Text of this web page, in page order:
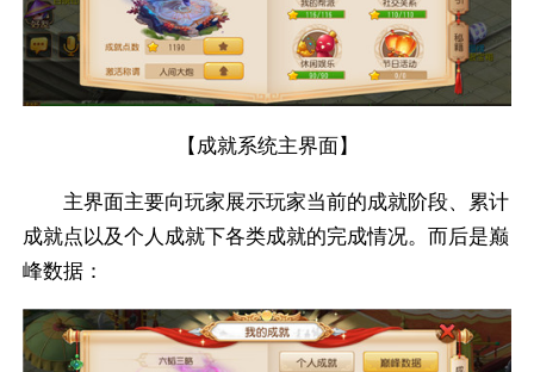
【成就系统主界面】
主界面主要向玩家展示玩家当前的成就阶段、累计
成就点以及个人成就下各类成就的完成情况。而后是巅
峰数据：